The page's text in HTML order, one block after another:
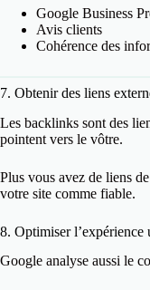
Google Business
Avis clients
Cohérence des
7. Obtenir des liens
Les backlinks sont des
pointent vers le vôtre.
Plus vous avez de liens
votre site comme fiable.
8. Optimiser l’expérience
Google analyse aussi le